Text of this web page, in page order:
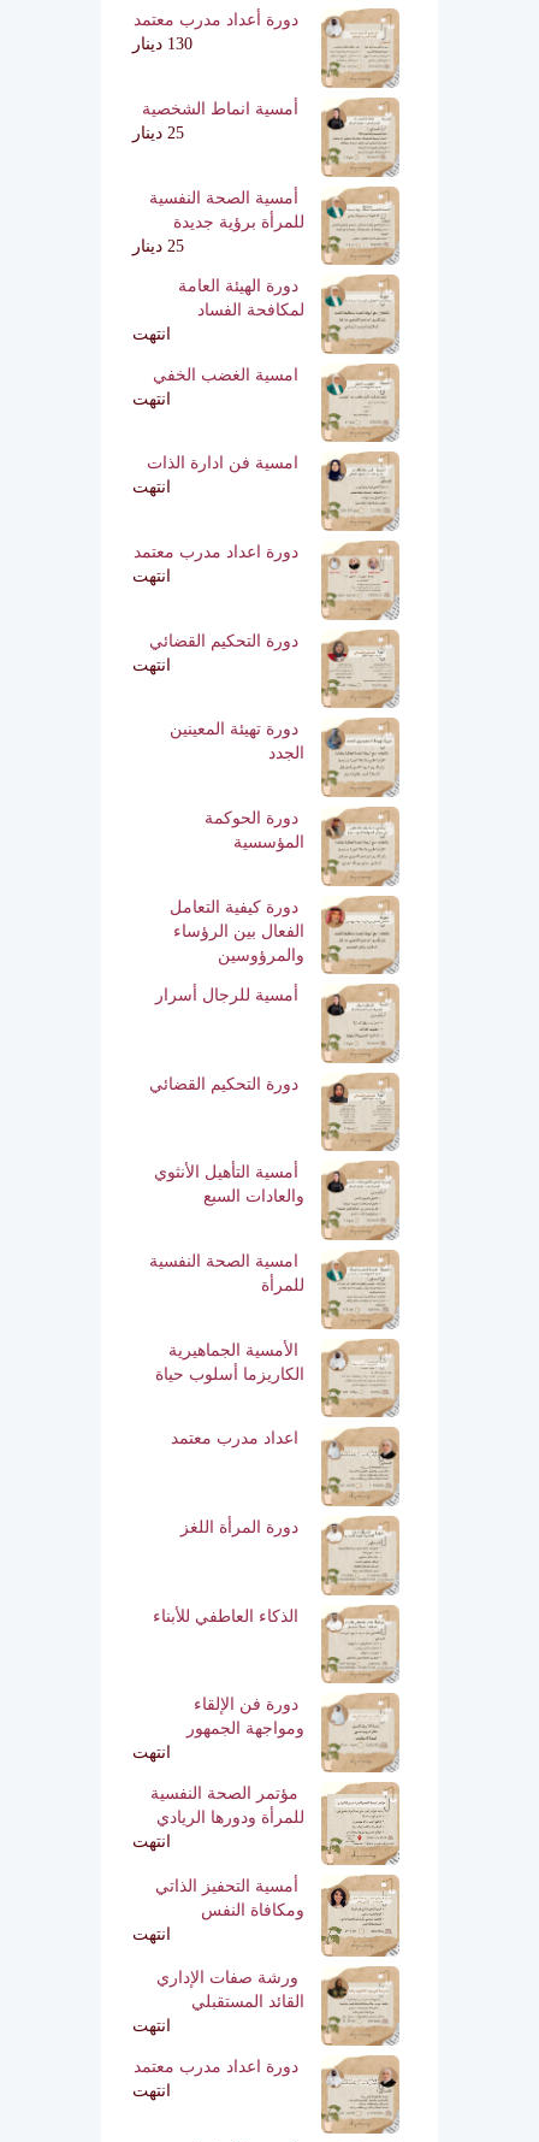
دورة أعداد مدرب معتمد
130 دينار
أمسية انماط الشخصية
25 دينار
أمسية الصحة النفسية
للمرأة برؤية جديدة
25 دينار
دورة الهيئة العامة
لمكافحة الفساد
انتهت
امسية الغضب الخفي
انتهت
امسية فن ادارة الذات
انتهت
دورة اعداد مدرب معتمد
انتهت
دورة التحكيم القضائي
انتهت
دورة تهيئة المعينين
الجدد
دورة الحوكمة
المؤسسية
دورة كيفية التعامل
الفعال بين الرؤساء
والمرؤوسين
أمسية للرجال أسرار
دورة التحكيم القضائي
أمسية التأهيل الأنثوي
والعادات السبع
امسية الصحة النفسية
للمرأة
الأمسية الجماهيرية
الكاريزما أسلوب حياة
اعداد مدرب معتمد
دورة المرأة اللغز
الذكاء العاطفي للأبناء
دورة فن الإلقاء
ومواجهة الجمهور
انتهت
مؤتمر الصحة النفسية
للمرأة ودورها الريادي
انتهت
أمسية التحفيز الذاتي
ومكافاة النفس
انتهت
ورشة صفات الإداري
القائد المستقبلي
انتهت
دورة اعداد مدرب معتمد
انتهت